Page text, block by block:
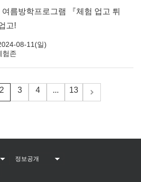
름방학프로그램 『체험 업고 튀
고!
08-11(일)
험존
2 3 4 ... 13